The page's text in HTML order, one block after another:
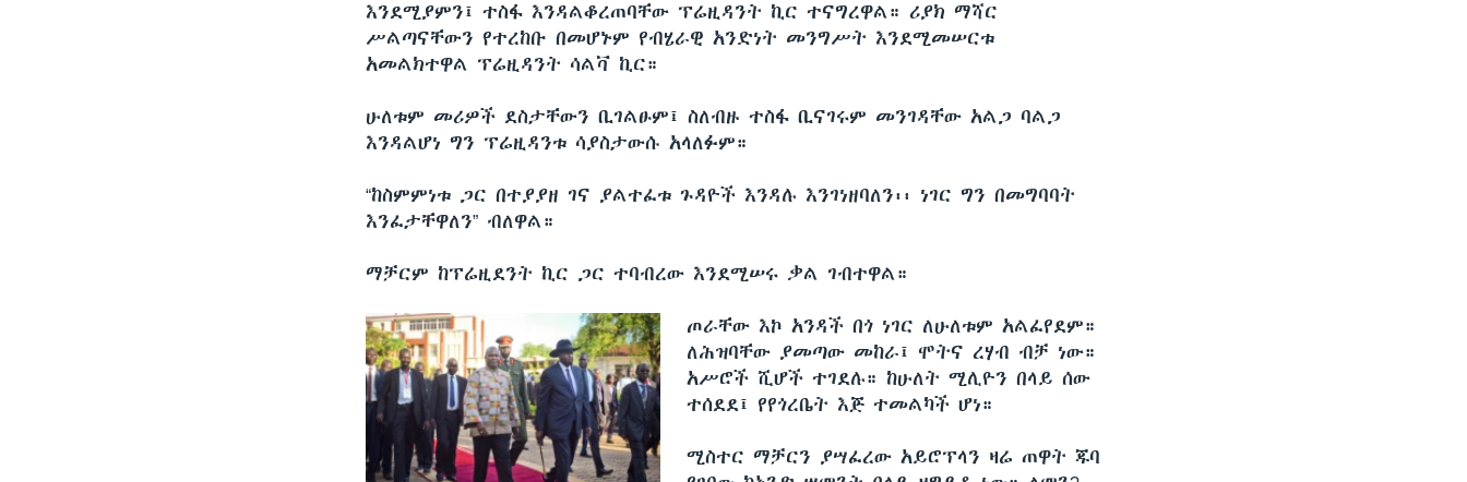
እንደሚያምን፤ ተስፋ እንዳልቆረጠባቸው ፕሬዚዳንት ኪር ተናግረዋል። ሪያክ ማሻር
ሥልጣናቸውን የተረከቡ በመሆኑም የብሄራዊ አንድነት መንግሥት እንደሚመሠርቱ
አመልክተዋል ፕሬዚዳንት ሳልቫ ኪር።
ሁለቱም መሪዎች ደስታቸውን ቢገልፁም፤ ስለብዙ ተስፋ ቢናገሩም መንገዳቸው አልጋ ባልጋ
እንዳልሆነ ግን ፕሬዚዳንቱ ሳያስታውሱ አላለፉም።
“ከስምምነቱ ጋር በተያያዘ ገና ያልተፈቱ ጉዳዮች እንዳሉ እንገነዘባለን፡፡ ነገር ግን በመግባባት
እንፈታቸዋለን” ብለዋል።
ማቻርም ከፕሬዚደንት ኪር ጋር ተባብረው እንደሚሠሩ ቃል ገብተዋል።
ጦራቸው እኮ አንዳች በጎ ነገር ለሁለቱም አልፈየደም።
ለሕዝባቸው ያመጣው መከራ፤ ሞትና ረሃብ ብቻ ነው።
አሥሮች ሺሆች ተገደሉ። ከሁለት ሚሊዮን በላይ ሰው
ተሰደደ፤ የየጎረቤት እጅ ተመልካች ሆነ።
ሚስተር ማቻርን ያሣፈረው አይሮፕላን ዛሬ ጠዋት ጁባ